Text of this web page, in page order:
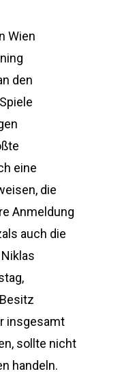
Wien
den
eine
die
Anmeldung
auch die
insgesamt
sollte nicht
handeln.